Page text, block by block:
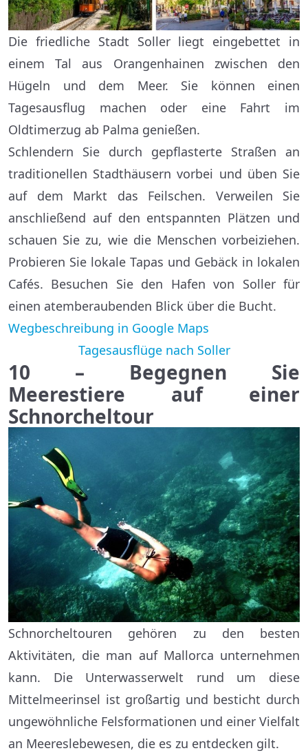
Die friedliche Stadt Soller liegt eingebettet in
einem Tal aus Orangenhainen zwischen den
Hügeln und dem Meer. Sie können einen
Tagesausflug machen oder eine Fahrt im
Oldtimerzug ab Palma genießen.
Schlendern Sie durch gepflasterte Straßen an
traditionellen Stadthäusern vorbei und üben Sie
auf dem Markt das Feilschen. Verweilen Sie
anschließend auf den entspannten Plätzen und
schauen Sie zu, wie die Menschen vorbeiziehen.
Probieren Sie lokale Tapas und Gebäck in lokalen
Cafés. Besuchen Sie den Hafen von Soller für
einen atemberaubenden Blick über die Bucht.
Wegbeschreibung in Google Maps
Tagesausflüge nach Soller
10 – Begegnen Sie
Meerestiere auf einer
Schnorcheltour
Schnorcheltouren gehören zu den besten
Aktivitäten, die man auf Mallorca unternehmen
kann. Die Unterwasserwelt rund um diese
Mittelmeerinsel ist großartig und besticht durch
ungewöhnliche Felsformationen und einer Vielfalt
an Meereslebewesen, die es zu entdecken gilt.